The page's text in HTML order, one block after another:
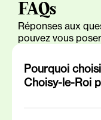
FAQs
Réponses aux
pouvez vous
Pourquoi
Choisy-le-Roi